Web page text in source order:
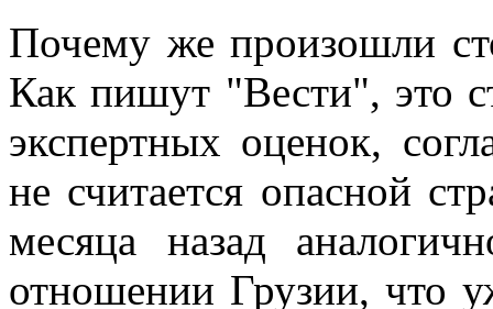
Почему же произошли
Как пишут "Вести", это
экспертных оценок,
не считается опасной
месяца назад
отношении Грузии, что